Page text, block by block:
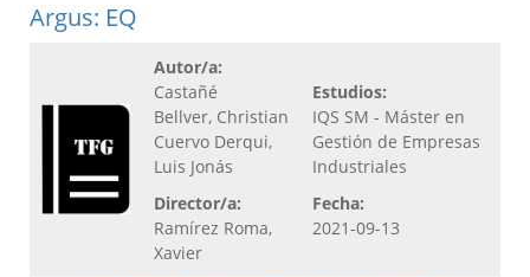
Argus: EQ
Autor/a:
Castañé
Bellver, Christian
Cuervo Derqui,
Luis Jonás
Director/a:
Ramírez Roma,
Xavier
Estudios:
IQS SM - Máster en
Gestión de Empresas
Industriales
Fecha:
2021-09-13